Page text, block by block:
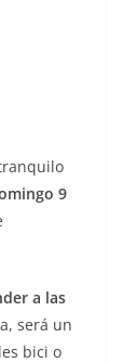
9
a las
será un
bici o